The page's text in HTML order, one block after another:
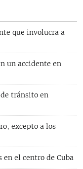
que involucra a
un accidente en
tránsito en
excepto a los
en el centro de Cuba